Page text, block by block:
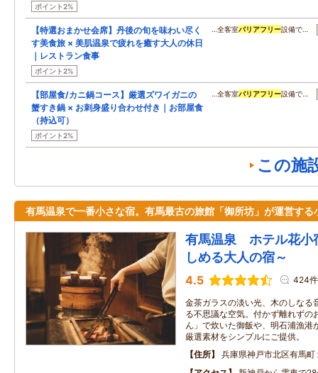
ポイント2%
【特選おまかせ会席】丹後の旬を味わい尽く
す美食旅 × 美肌温泉で疲れを癒す大人の休日
｜レストラン食事
ポイント2%
…全客室バリアフリー設備で…
【部屋食/カニ鍋コース】厳選ズワイガニの
蟹すき鍋 × お刺身盛り合わせ付き｜お部屋食
（持込可）
ポイント2%
…全客室バリアフリー設備で…
この施
有馬温泉で一番小さな宿。有馬最古の旅館「御所坊」が運営する
有馬温泉 ホテル花小
しめる大人の宿～
4.5 424件
金茶ガラスの淡い光、木のしな
る不思議な空気。付かず離れずの
ん」で炊いた御飯や、明石浦漁港
厳選素材をシンプルにご提供。
住所
兵庫県神戸市北区有馬町